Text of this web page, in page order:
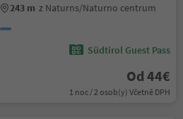
243 m z Naturns/Naturno centrum
Südtirol Guest Pass
Od 44€
1 noc / 2 osob(y) Včetně DPH